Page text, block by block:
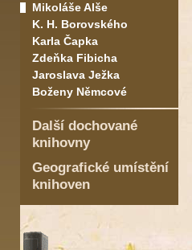
Mikoláše Alše
K. H. Borovského
Karla Čapka
Zdeňka Fibicha
Jaroslava Ježka
Boženy Němcové
Další dochované
knihovny
Geografické umístění
knihoven